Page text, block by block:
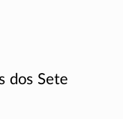
dos Sete